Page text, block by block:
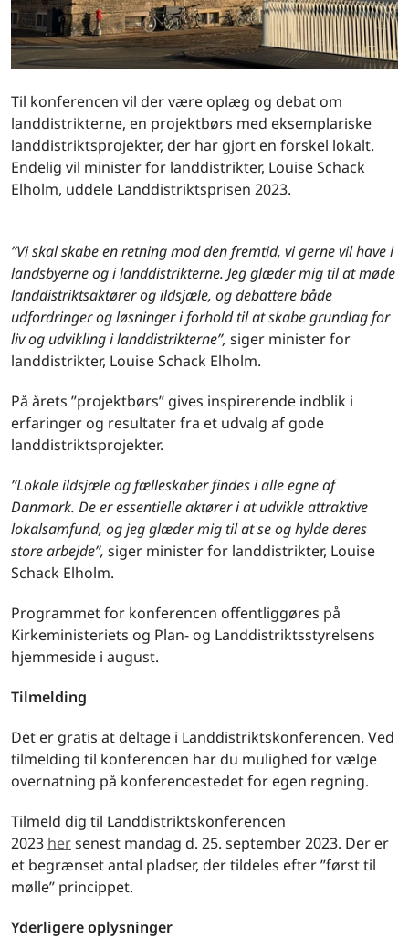
Til konferencen vil der være oplæg og debat om
landdistrikterne, en projektbørs med eksemplariske
landdistriktsprojekter, der har gjort en forskel lokalt.
Endelig vil minister for landdistrikter, Louise Schack
Elholm, uddele Landdistriktsprisen 2023.
”Vi skal skabe en retning mod den fremtid, vi gerne vil have i
landsbyerne og i landdistrikterne. Jeg glæder mig til at møde
landdistriktsaktører og ildsjæle, og debattere både
udfordringer og løsninger i forhold til at skabe grundlag for
liv og udvikling i landdistrikterne”, siger minister for
landdistrikter, Louise Schack Elholm.
På årets ”projektbørs” gives inspirerende indblik i
erfaringer og resultater fra et udvalg af gode
landdistriktsprojekter.
”Lokale ildsjæle og fælleskaber findes i alle egne af
Danmark. De er essentielle aktører i at udvikle attraktive
lokalsamfund, og jeg glæder mig til at se og hylde deres
store arbejde”, siger minister for landdistrikter, Louise
Schack Elholm.
Programmet for konferencen offentliggøres på
Kirkeministeriets og Plan- og Landdistriktsstyrelsens
hjemmeside i august.
Tilmelding
Det er gratis at deltage i Landdistriktskonferencen. Ved
tilmelding til konferencen har du mulighed for vælge
overnatning på konferencestedet for egen regning.
Tilmeld dig til Landdistriktskonferencen
2023 hersenest mandag d. 25. september 2023. Der er
et begrænset antal pladser, der tildeles efter ”først til
mølle” princippet.
Yderligere oplysninger